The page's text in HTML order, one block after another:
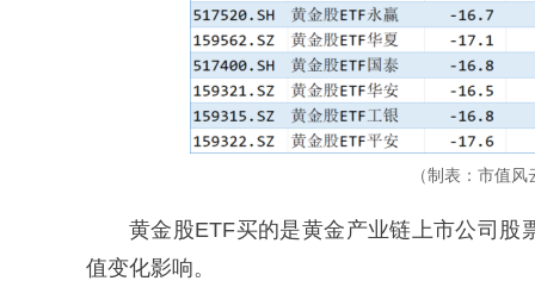
（制表：市值
黄金股ETF买的是黄金产业链上市公司股
值变化影响。